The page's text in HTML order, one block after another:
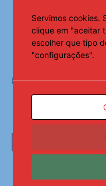
Fonte:Agência Brasil
Servimos cookies.
clique em "aceitar
escolher que tipo
"configurações".